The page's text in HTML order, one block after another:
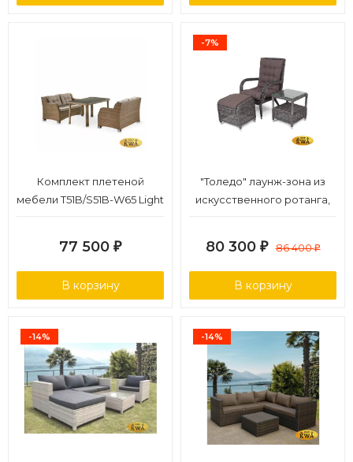
Комплект плетеной
мебели T51B/S51B-W65 Light
77 500 ₽
В корзину
-7%
"Толедо" лаунж-зона из
искусственного ротанга,
80 300 ₽ 86 400₽
В корзину
-14% -14%